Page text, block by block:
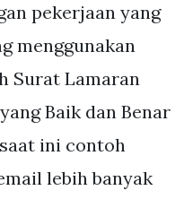
pekerjaan yang
menggunakan
Surat Lamaran
Baik dan Benar
ini contoh
lebih banyak